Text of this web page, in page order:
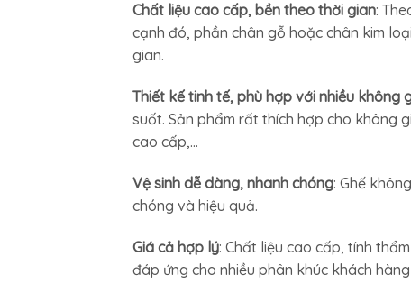
Chất liệu cao cấp, bền theo thời gian:
cạnh đó, phần chân gỗ hoặc chân kim
gian.
Thiết kế tinh tế, phù hợp với nhiều không
suốt. Sản phẩm rất thích hợp cho không
cao cấp,…
Vệ sinh dễ dàng, nhanh chóng: Ghế
chóng và hiệu quả.
Giá cả hợp lý: Chất liệu cao cấp, tính
đáp ứng cho nhiều phân khúc khách